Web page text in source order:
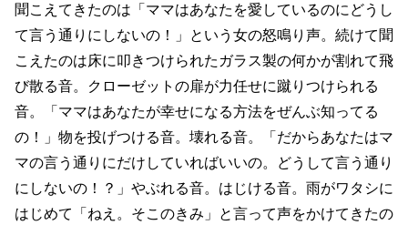
聞こえてきたのは「ママはあなたを愛しているのにどうし
て言う通りにしないの！」という女の怒鳴り声。続けて聞
こえたのは床に叩きつけられたガラス製の何かが割れて飛
び散る音。クローゼットの扉が力任せに蹴りつけられる
音。「ママはあなたが幸せになる方法をぜんぶ知ってる
の！」物を投げつける音。壊れる音。「だからあなたはマ
マの言う通りにだけしていればいいの。どうして言う通り
にしないの！？」やぶれる音。はじける音。雨がワタシに
はじめて「ねえ。そこのきみ」と言って声をかけてきたの